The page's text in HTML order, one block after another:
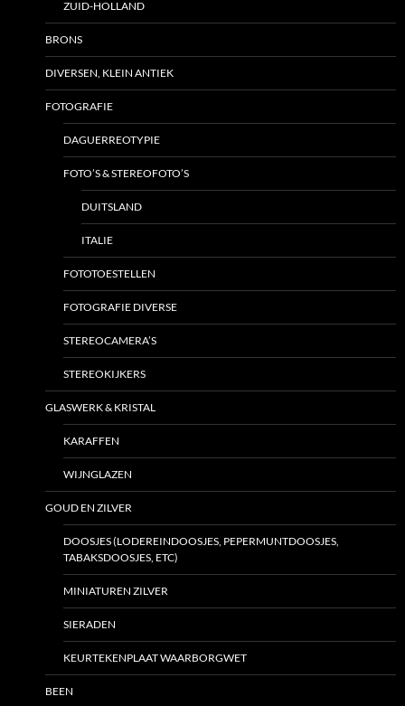
ZUID-HOLLAND
BRONS
DIVERSEN, KLEIN ANTIEK
FOTOGRAFIE
DAGUERREOTYPIE
FOTO’S & STEREOFOTO’S
DUITSLAND
ITALIE
FOTOTOESTELLEN
FOTOGRAFIE DIVERSE
STEREOCAMERA’S
STEREOKIJKERS
GLASWERK & KRISTAL
KARAFFEN
WIJNGLAZEN
GOUD EN ZILVER
DOOSJES (LODEREINDOOSJES, PEPERMUNTDOOSJES,
TABAKSDOOSJES, ETC)
MINIATUREN ZILVER
SIERADEN
KEURTEKENPLAAT WAARBORGWET
BEEN